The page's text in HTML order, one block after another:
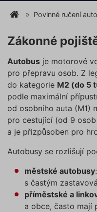
Povinné ručení
Zákonné
Autobus je motorové
pro přepravu osob. Z
do kategorie M2 (do 5
podle maximální
od osobního auta (M1)
pro cestující (od 9
a je přizpůsoben pro
Autobusy se rozlišují
městské autobusy
s častým
příměstské a
a obce, často mají